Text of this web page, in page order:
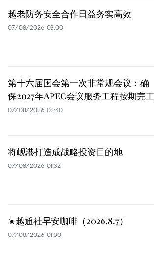
越老防务安全合作日益务实高效
07/08/2026 03:00
第十六届国会第一次非常规会议：确
保2027年APEC会议服务工程按期完工
07/08/2026 02:40
将岘港打造成战略投资目的地
07/08/2026 01:32
☀️越通社早安咖啡（2026.8.7）
07/08/2026 01:30